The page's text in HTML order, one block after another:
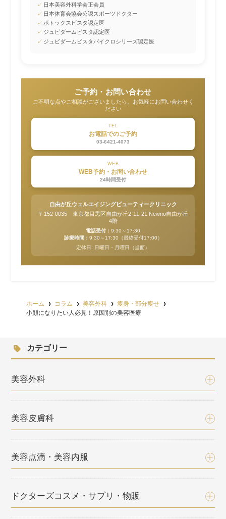
✓ 日本美容外科学会正会員
✓ 日本体育会協会公認スポーツドクター
✓ ボトックスビスタ認定医
✓ ジュビダームビスタ認定医
✓ ジュビダームビスタバイクロシリーズ認定医
ご予約・お問い合わせ
ご不明な点やご相談がございましたら、お気軽にお問い合わせく
ださい
TEL
お電話でのご予約
03-6421-4073
WEB
WEB予約・お問い合わせ
24時間受付
自由が丘ウェルエイジングビューティークリニック
〒152-0035 東京都目黒区自由が丘2-11-21 Newno自由が丘
4階
電話受付： 9:30～17:30
診療時間： 9:30～17:30（最終受付17:00）
定休日: 日曜日・月曜日（当面）
ホーム コラム 美容外科
痩身・部分痩せ
小顔になりたい人必見！原因別の美容医療
カテゴリー
美容外科
美容皮膚科
美容点滴・美容内服
ドクターズコスメ・サプリ・物販